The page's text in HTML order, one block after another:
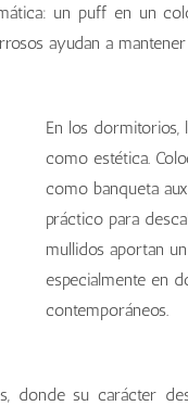
un puff en un
ayudan a mantener
En los dormitorios,
como estética.
como banqueta
práctico para
mullidos aportan
especialmente en
contemporáneos.
donde su carácter